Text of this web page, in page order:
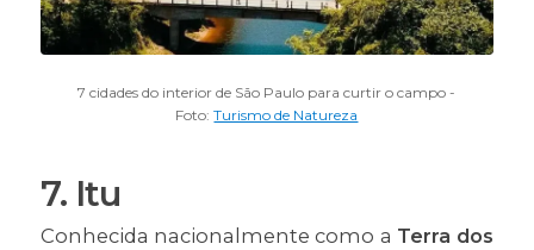
7 cidades do interior de São Paulo para curtir o campo -
Foto:Turismo de Natureza
7. Itu
Conhecida nacionalmente como a Terra dos